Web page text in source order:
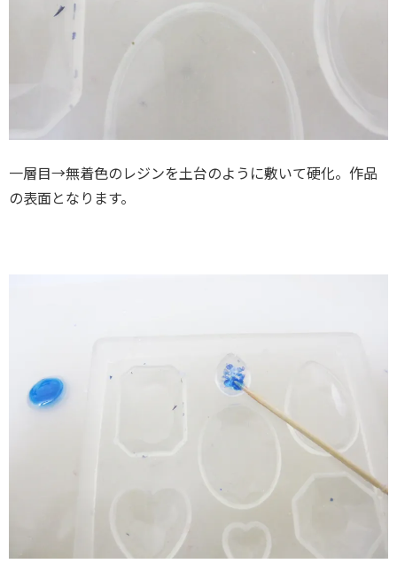
一層目→無着色のレジンを土台のように敷いて硬化。作品
の表面となります。